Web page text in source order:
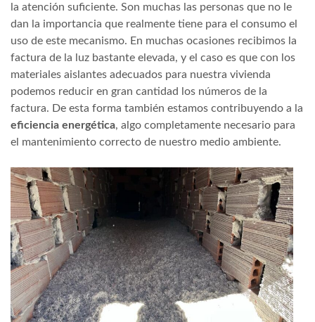
la atención suficiente. Son muchas las personas que no le
dan la importancia que realmente tiene para el consumo el
uso de este mecanismo. En muchas ocasiones recibimos la
factura de la luz bastante elevada, y el caso es que con los
materiales aislantes adecuados para nuestra vivienda
podemos reducir en gran cantidad los números de la
factura. De esta forma también estamos contribuyendo a la
eficiencia energética, algo completamente necesario para
el mantenimiento correcto de nuestro medio ambiente.